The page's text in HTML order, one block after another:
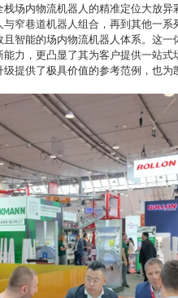
场内物流机器人的精准定位大放
窄巷道机器人组合，再到其他一
智能的场内物流机器人体系。这
力，更凸显了其为客户提供一站
提供了极具价值的参考范例，也